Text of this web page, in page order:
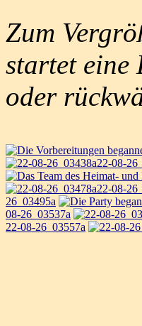
Zum
startet eine
oder
22-08-
22-08-
26_03495a
08-26_03537a
22-08-26_03557a